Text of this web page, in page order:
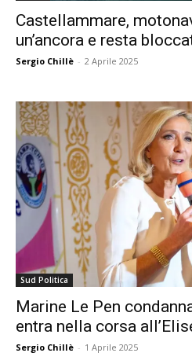
Castellammare,
un’ancora e resta
Sergio Chillè - 2 Aprile 2025
Sud Politica
Marine Le Pen
entra nella corsa
Sergio Chillè - 1 Aprile 2025